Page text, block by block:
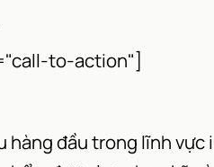
to-action"]
hàng đầu trong lĩnh vực